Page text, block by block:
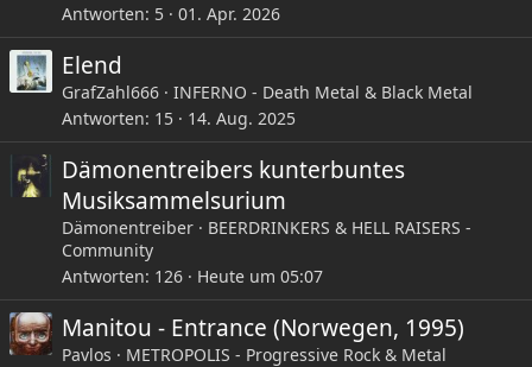
Antworten 5 01. Apr. 2026
Elend
GrafZahl666
INFERNO - Death Metal & Black Metal
Antworten 15 14. Aug. 2025
Dämonentreibers kunterbuntes
Musiksammelsurium
Dämonentreiber
BEERDRINKERS & HELL RAISERS -
Community
Antworten 126 Heute um 05:07
Manitou - Entrance (Norwegen, 1995)
Pavlos
METROPOLIS - Progressive Rock & Metal